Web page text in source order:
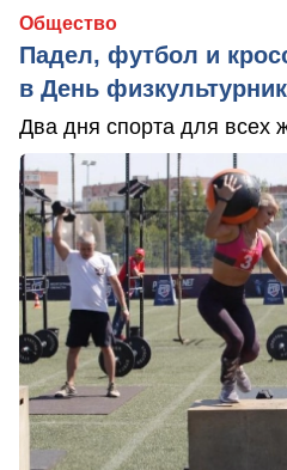
Общество
Падел, футбол и
в День
Два дня спорта для всех